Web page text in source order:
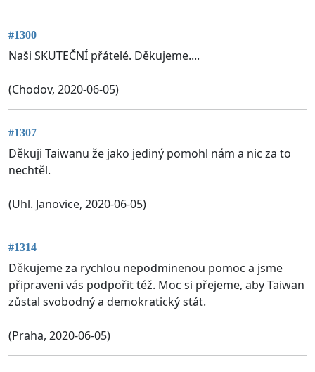
#1300
Naši SKUTEČNÍ přátelé. Děkujeme....
(Chodov, 2020-06-05)
#1307
Děkuji Taiwanu že jako jediný pomohl nám a nic za to
nechtěl.
(Uhl. Janovice, 2020-06-05)
#1314
Děkujeme za rychlou nepodminenou pomoc a jsme
připraveni vás podpořit též. Moc si přejeme, aby Taiwan
zůstal svobodný a demokratický stát.
(Praha, 2020-06-05)